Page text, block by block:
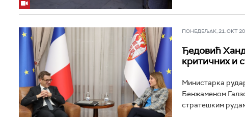
ПОНЕДЕЉАК, 21. ОКТ
Ђедовић
критичних и
Министарка
Бенжаменом
стратешким